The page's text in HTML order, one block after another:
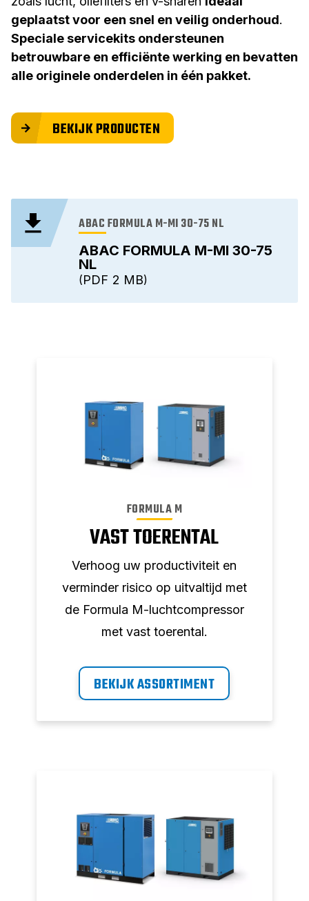
geplaatst voor een snel en veilig onderhoud.
Speciale servicekits ondersteunen
betrouwbare en efficiënte werking en bevatten
alle originele onderdelen in één pakket.
BEKIJK PRODUCTEN
ABAC FORMULA M-MI 30-75
NL
ABAC FORMULA M-MI 30-75 NL
2 MB
PDF
FORMULA M
VAST TOERENTAL
Verhoog uw productiviteit en
verminder risico op uitvaltijd met
de Formula M-luchtcompressor
met vast toerental.
BEKIJK ASSORTIMENT